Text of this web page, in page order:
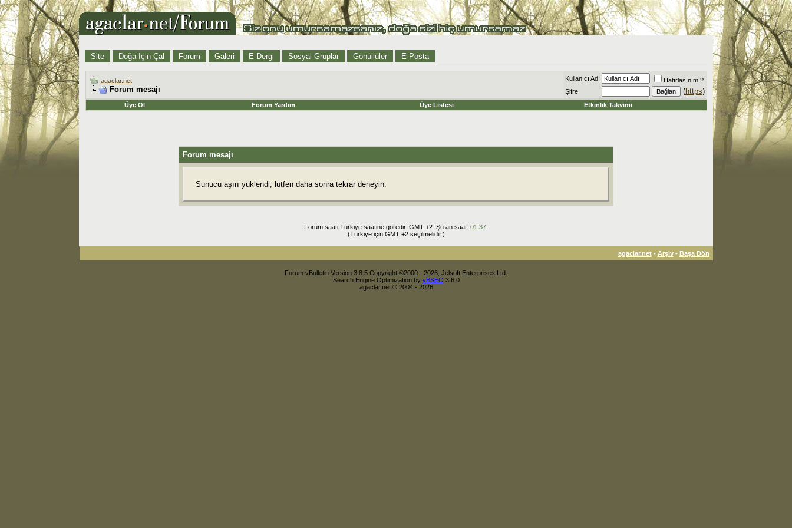
Site Doğa İçin Çal Forum Galeri E-Dergi Sosyal Gruplar Gönüllüler E-Posta
agaclar.net
Forum mesajı
Kullanıcı Adı
Hatırlasın mı?
Şifre
(https)
Üye Ol Forum Yardım Üye Listesi Etkinlik Takvimi
Forum mesajı
Sunucu aşırı yüklendi, lütfen daha sonra tekrar deneyin.
Forum saati Türkiye saatine göredir. GMT +2. Şu an saat: 01:37
(Türkiye için GMT +2 seçilmelidir.)
agaclar.net- Arşiv- Başa Dön
Forum vBulletin Version 3.8.5 Copyright ©2000 - 2026, Jelsoft Enterprises Ltd.
Search Engine Optimization by vBSEO 3.6.0
agaclar.net © 2004 - 2026